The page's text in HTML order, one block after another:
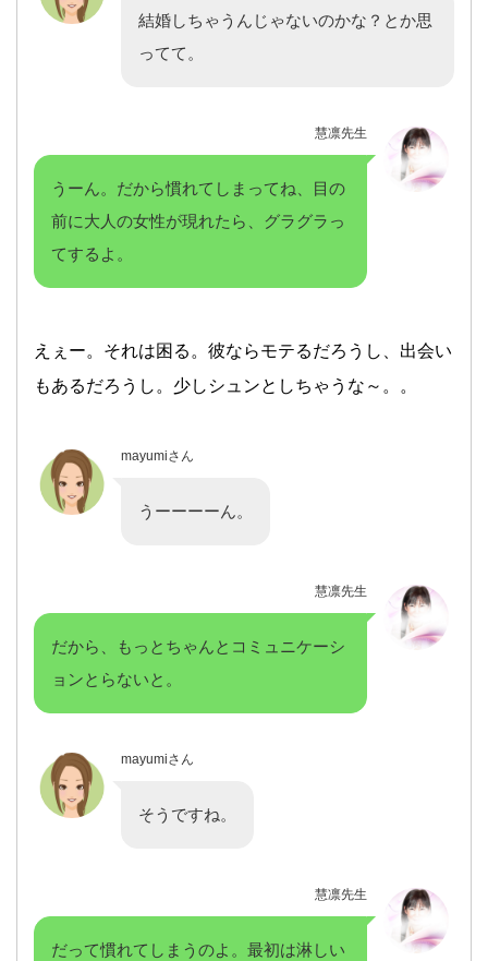
結婚しちゃうんじゃないのかな？とか思
ってて。
慧凛先生
うーん。だから慣れてしまってね、目の
前に大人の女性が現れたら、グラグラっ
てするよ。
えぇー。それは困る。彼ならモテるだろうし、出会い
もあるだろうし。少しシュンとしちゃうな～。。
mayumiさん
うーーーーん。
慧凛先生
だから、もっとちゃんとコミュニケーシ
ョンとらないと。
mayumiさん
そうですね。
慧凛先生
だって慣れてしまうのよ。最初は淋しい